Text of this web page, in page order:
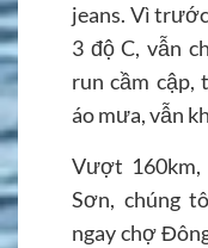
jeans. Vì
3 độ C, vẫn
run cầm cập,
áo mưa, vẫn
Vượt 160km,
Sơn, chúng
ngay chợ